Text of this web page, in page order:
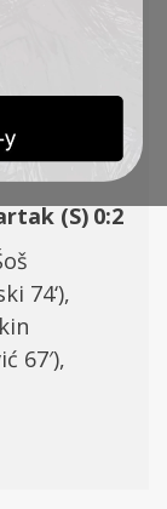
(S)0:2
74‘),
67′),